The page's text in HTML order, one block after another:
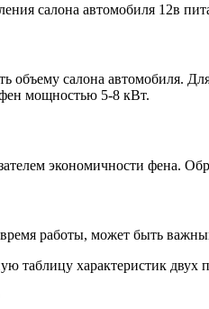
салона автомобиля 12в
объему салона автомобиля.
мощностью 5-8 кВт.
экономичности фена.
работы, может быть
таблицу характеристик